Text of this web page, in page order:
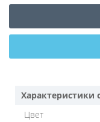
Характеристики
Цвет